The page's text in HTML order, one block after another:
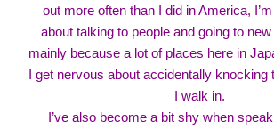
out more often than I did in America,
about talking to people and going to
mainly because a lot of places here in
I get nervous about accidentally knocking
I walk in.
I’ve also become a bit shy when